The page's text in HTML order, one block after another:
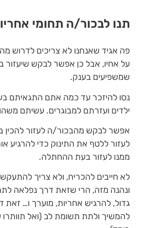
תנו לבכור/ה תחומי
פה אגיד שאנחנו לא צריכים לדרוש
על אחיו, אבל כן אפשר לבקש שיעזור
שמשפיעים בענק.
נסו להיזכר עד כמה אתם התגאיתם
ילדים ועזרתם למבוגרים. עשיתם
אפשר לבקש מהבכור/ה לעזור להכין
לעזור ללטף את התינוק כדי להרגיע
ממנו לעזור בעת ההחתלה.
לא חייבים להכריח, ולא צריך
ונהנה מזה, הרי שזאת דרך נפלאה
גדול, להרגיש אחריות, מוערך ו…
להמשיך ולתת תשומת לב (ואל תוותרו